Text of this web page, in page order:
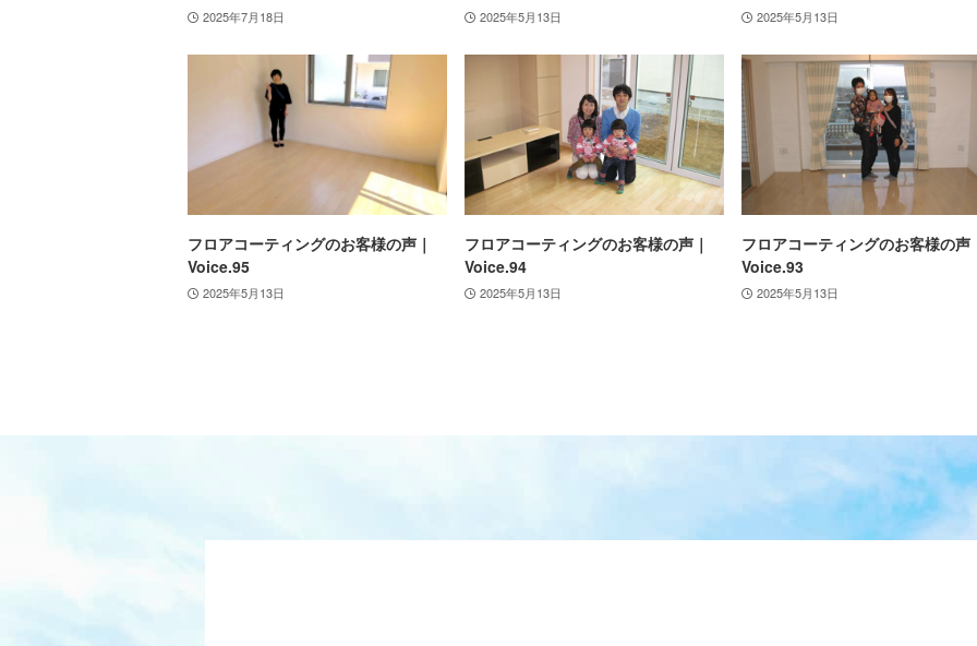
2025年7月18日 2025年5月13日 2025年5月13日
フロアコーティングのお客様の声｜
Voice.95
2025年5月13日
フロアコーティングのお客様の声｜
Voice.94
2025年5月13日
フロアコーティングのお客様の声
Voice.93
2025年5月13日